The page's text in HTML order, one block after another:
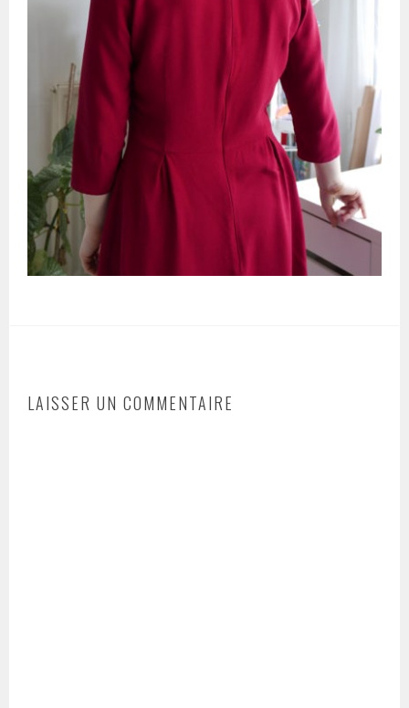
LAISSER UN COMMENTAIRE